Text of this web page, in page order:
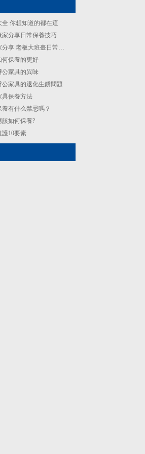
你想知道的都在這
分享日常保養技巧
廣東大班臺廠家分享 老板大班臺日常保養妙招
何保養的更好
公家具的異味
家具的退化生銹問題
具保養方法
有什么禁忌嗎？
如何保養?
護10要素